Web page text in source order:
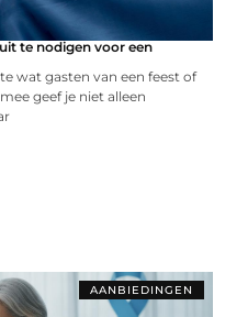
te nodigen voor een
wat gasten van een feest of
geef je niet alleen
AANBIEDINGEN